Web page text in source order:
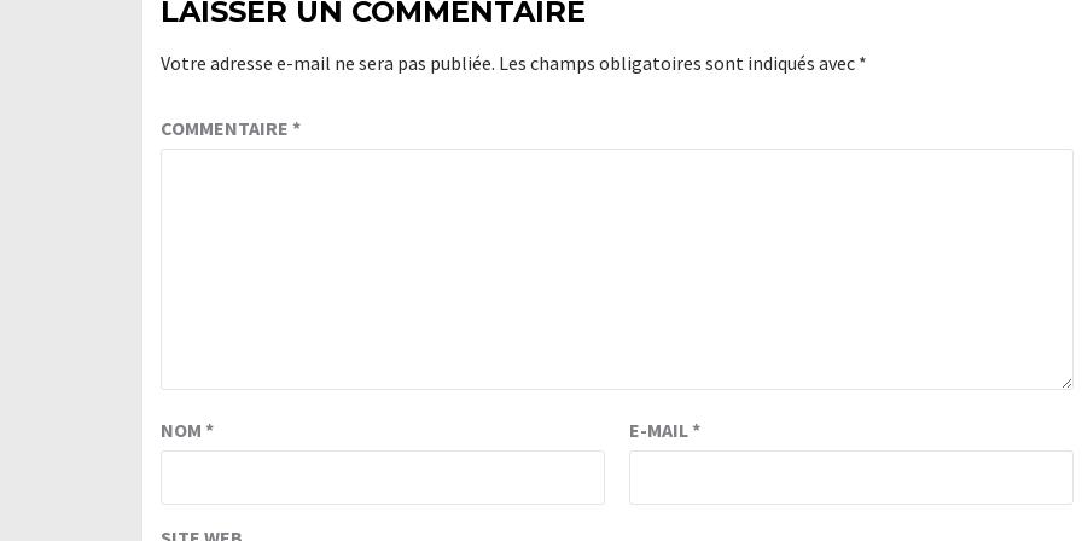
LAISSER UN COMMENTAIRE
Votre adresse e-mail ne sera pas publiée. Les champs obligatoires sont indiqués avec *
COMMENTAIRE *
NOM * E-MAIL*